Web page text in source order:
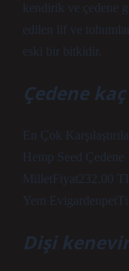
kendirik ve çedene
edilen lif ve
eski bir bitkidir.
Çedene
En Çok
Hemp Seed
MilletFiyat232,00
Yem
Dişi